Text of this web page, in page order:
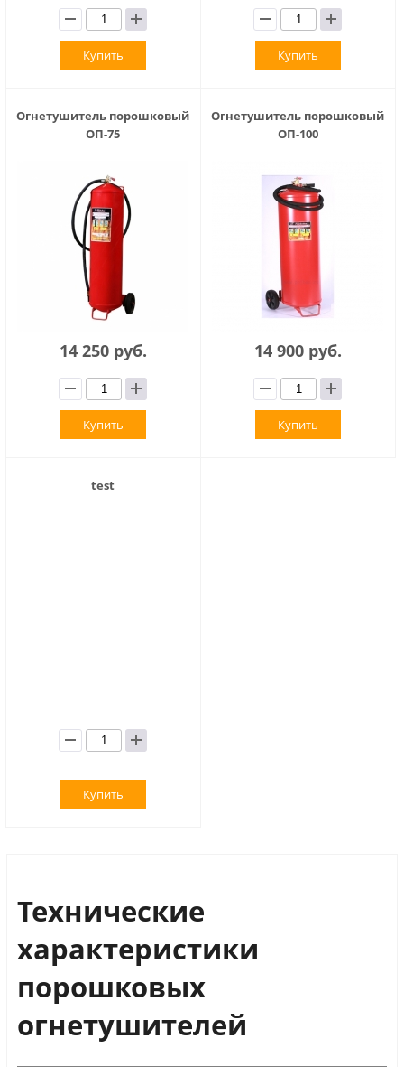
Купить Купить
Огнетушитель порошковый
ОП-75
14 250 руб.
Купить
Огнетушитель порошковый
ОП-100
14 900 руб.
Купить
test
Купить
Технические
характеристики
порошковых
огнетушителей